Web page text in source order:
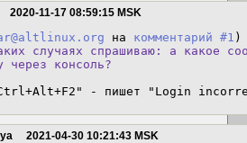
2020-11-17 08:59:15 MSK
на комментарий #1
случаях спрашиваю: а какое
через консоль?
- пишет "Login
2021-04-30 10:21:43 MSK